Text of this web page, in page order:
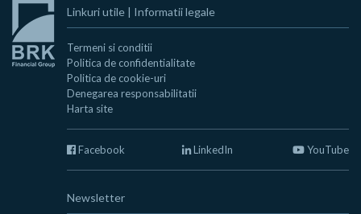
Linkuri utile | Informatii legale
Termeni si conditii
Politica de confidentialitate
Politica de cookie-uri
Denegarea responsabilitatii
Harta site
Facebook LinkedIn YouTube
Newsletter